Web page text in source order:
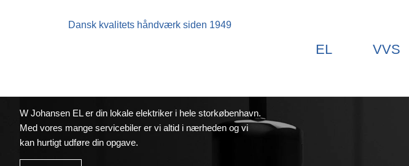
Dansk kvalitets håndværk siden 1949
EL VVS
W Johansen EL er din lokale elektriker i hele storkøbenhavn.
Med vores mange servicebiler er vi altid i nærheden og vi
kan hurtigt udføre din opgave.